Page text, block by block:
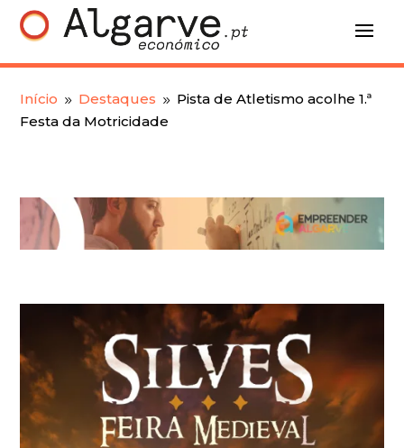
Início 9 Destaques 9 Pista de Atletismo acolhe 1.ª
Festa da Motricidade